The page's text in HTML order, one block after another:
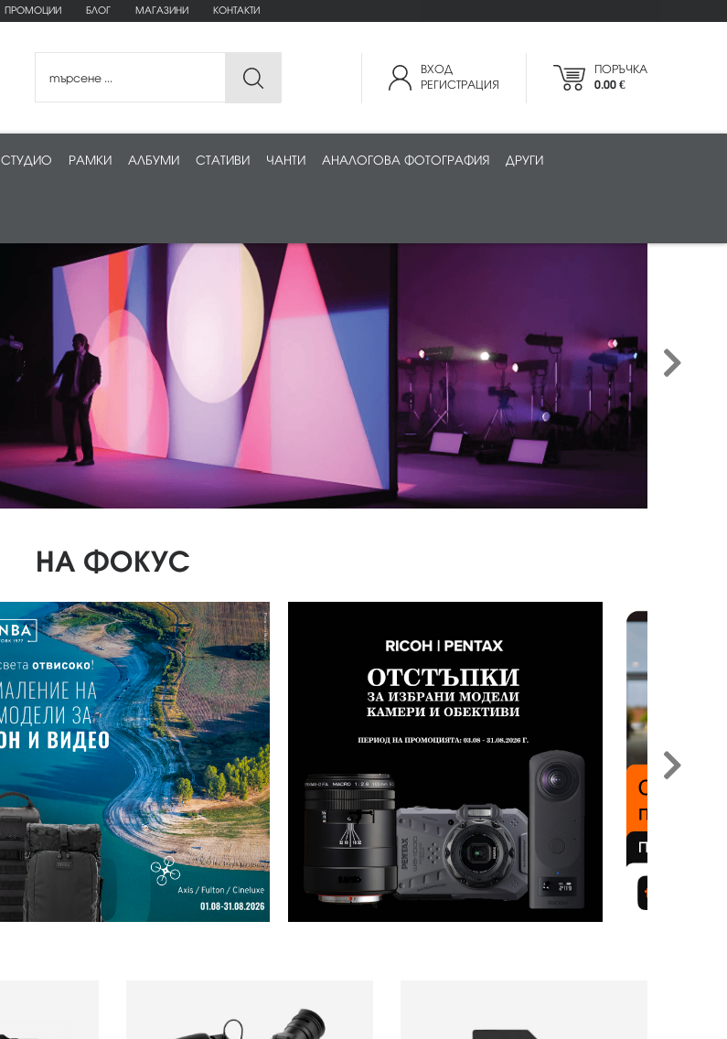
ПРОМОЦИИ БЛОГ МАГАЗИНИ КОНТАКТИ
ВХОД
РЕГИСТРАЦИЯ
ПОРЪЧКА
0.00 €
СТУДИО РАМКИ АЛБУМИ СТАТИВИ ЧАНТИ АНАЛОГОВА ФОТОГРАФИЯ ДРУГИ
НА ФОКУС